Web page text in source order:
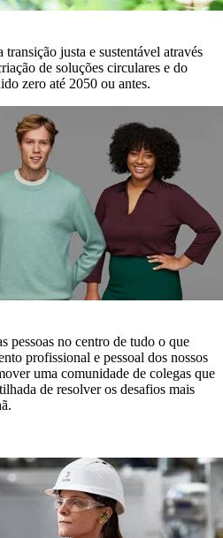
justa e sustentável através
de soluções circulares e do
zero até 2050 ou antes.
pessoas no centro de tudo o que
profissional e pessoal dos nossos
uma comunidade de colegas que
de resolver os desafios mais